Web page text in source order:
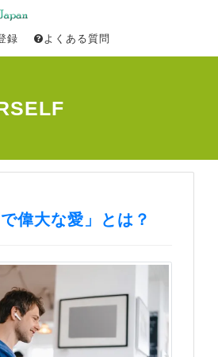
録 よくある質問
で偉大な愛」とは？